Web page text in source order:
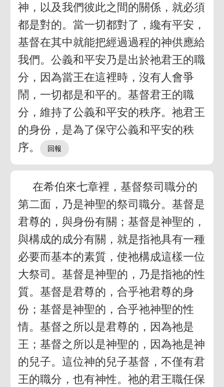
神，以及我們彼此之間的關係，就必須
都是對的。當一切都對了，纔有平安，
基督在其中就能把經過過程的神供應給
我們。公義和平安乃是出於祂君王的職
分，因為當王在這裡時，沒有人會爭
鬧，一切都是和平的。基督君王的職
分，維持了公義和平安的秩序。祂君王
的身份，是為了保守公義和平安的秩
序。
在希伯來七章裡，基督祭司職分的
第二面，乃是神聖的祭司職分。基督是
君尊的，與身份有關；基督是神聖的，
與構成的成分有關，就是指祂具有一種
必要而基本的素質，使祂構成這樣一位
大祭司。基督是神聖的，乃是指祂的性
質。基督是君尊的，合乎祂君尊的身
份；基督是神聖的，合乎祂神聖的性
情。基督之所以是君尊的，因為祂是
王；基督之所以是神聖的，因為祂是神
的兒子。這位神的兒子基督，不僅有君
王的職分，也有神性。祂的君王職任保